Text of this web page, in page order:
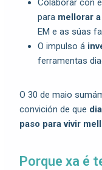
Colaborar con
para mellorar
EM e as súas
O impulso á
ferramentas
O 30 de maio
convición de que
paso para vivir
Porque xa é